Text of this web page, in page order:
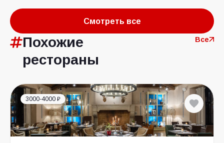
Смотреть все
Похожие
рестораны
Все
3000-4000 ₽